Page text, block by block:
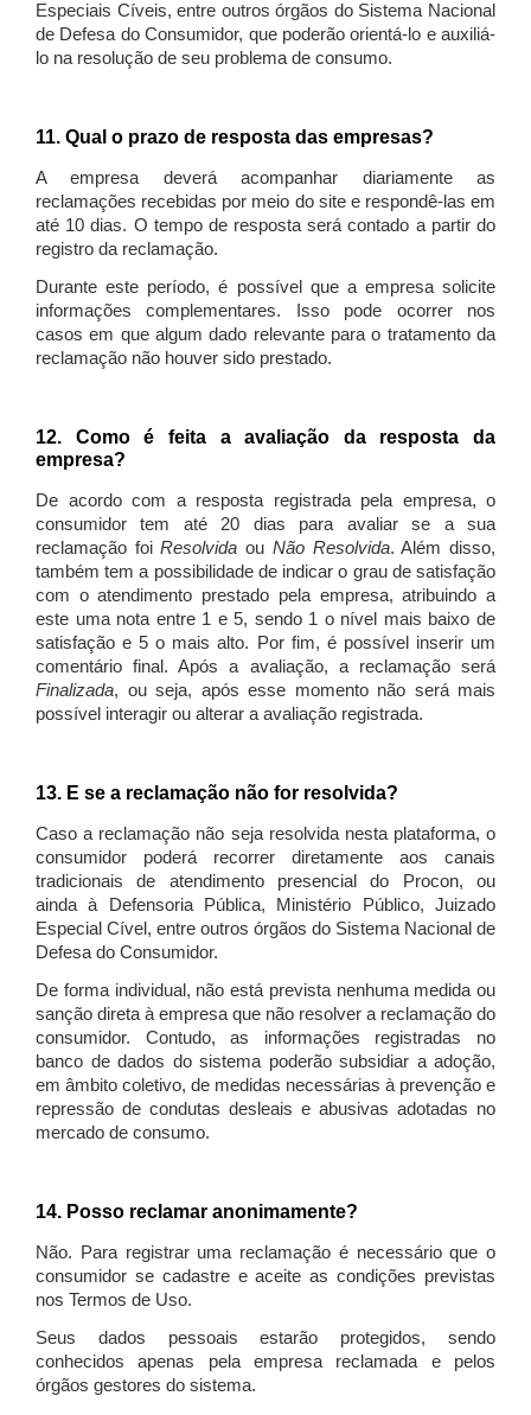
Especiais Cíveis, entre outros órgãos do Sistema Nacional
de Defesa do Consumidor, que poderão orientá-lo e auxiliá-
lo na resolução de seu problema de consumo.
11. Qual o prazo de resposta das empresas?
A empresa deverá acompanhar diariamente as
reclamações recebidas por meio do site e respondê-las em
até 10 dias. O tempo de resposta será contado a partir do
registro da reclamação.
Durante este período, é possível que a empresa solicite
informações complementares. Isso pode ocorrer nos
casos em que algum dado relevante para o tratamento da
reclamação não houver sido prestado.
12. Como é feita a avaliação da resposta da
empresa?
De acordo com a resposta registrada pela empresa, o
consumidor tem até 20 dias para avaliar se a sua
reclamação foiResolvida ou Não Resolvida. Além disso,
também tem a possibilidade de indicar o grau de satisfação
com o atendimento prestado pela empresa, atribuindo a
este uma nota entre 1 e 5, sendo 1 o nível mais baixo de
satisfação e 5 o mais alto. Por fim, é possível inserir um
comentário final. Após a avaliação, a reclamação será
Finalizada, ou seja, após esse momento não será mais
possível interagir ou alterar a avaliação registrada.
13. E se a reclamação não for resolvida?
Caso a reclamação não seja resolvida nesta plataforma, o
consumidor poderá recorrer diretamente aos canais
tradicionais de atendimento presencial do Procon, ou
ainda à Defensoria Pública, Ministério Público, Juizado
Especial Cível, entre outros órgãos do Sistema Nacional de
Defesa do Consumidor.
De forma individual, não está prevista nenhuma medida ou
sanção direta à empresa que não resolver a reclamação do
consumidor. Contudo, as informações registradas no
banco de dados do sistema poderão subsidiar a adoção,
em âmbito coletivo, de medidas necessárias à prevenção e
repressão de condutas desleais e abusivas adotadas no
mercado de consumo.
14. Posso reclamar anonimamente?
Não. Para registrar uma reclamação é necessário que o
consumidor se cadastre e aceite as condições previstas
nos Termos de Uso.
Seus dados pessoais estarão protegidos, sendo
conhecidos apenas pela empresa reclamada e pelos
órgãos gestores do sistema.